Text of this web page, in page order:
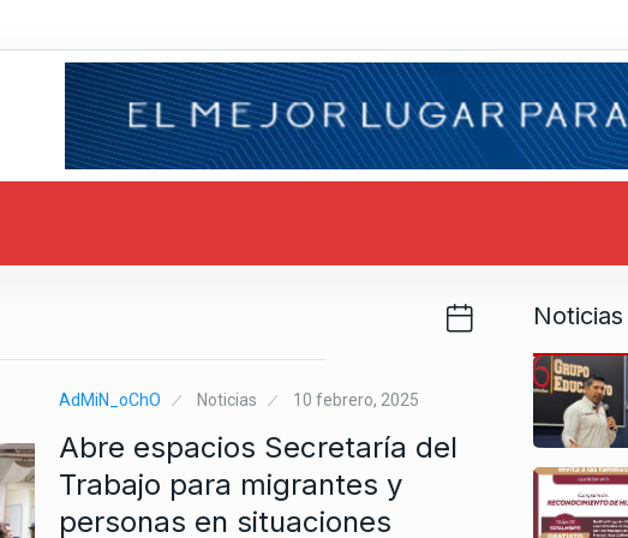
AdMiN_oChO Noticias 10 febrero, 2025
Abre espacios Secretaría del
Trabajo para migrantes y
personas en situaciones
Noticias